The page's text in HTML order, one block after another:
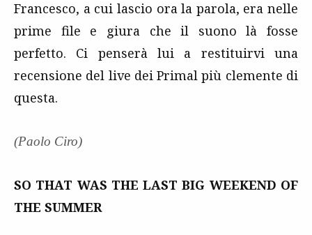
Francesco, a cui lascio ora la parola, era nelle
prime file e giura che il suono là fosse
perfetto. Ci penserà lui a restituirvi una
recensione del live dei Primal più clemente di
questa.
(Paolo Ciro)
SO THAT WAS THE LAST BIG WEEKEND OF
THE SUMMER